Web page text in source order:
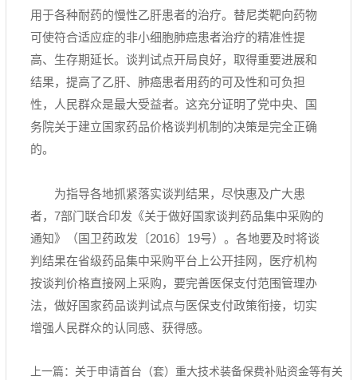
用于各种耐药的慢性乙肝患者的治疗。替尼类靶向药物
可使符合适应症的非小细胞肺癌患者治疗的精准性提
高、生存期延长。谈判试点开局良好，取得重要进展和
结果，提高了乙肝、肺癌患者用药的可及性和可负担
性，人民群众是最大受益者。这充分证明了党中央、国
务院关于建立国家药品价格谈判机制的决策是完全正确
的。
为指导各地抓紧落实谈判结果，尽快惠及广大患
者，7部门联合印发《关于做好国家谈判药品集中采购的
通知》（国卫药政发〔2016〕19号）。各地要及时将谈
判结果在省级药品集中采购平台上公开挂网，医疗机构
按谈判价格直接网上采购，要完善医保支付范围管理办
法，做好国家药品谈判试点与医保支付政策衔接，切实
增强人民群众的认同感、获得感。
上一篇： 关于申请首台（套）重大技术装备保费补贴资金等有关